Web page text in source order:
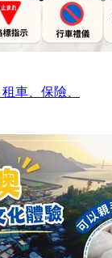
車、保險、